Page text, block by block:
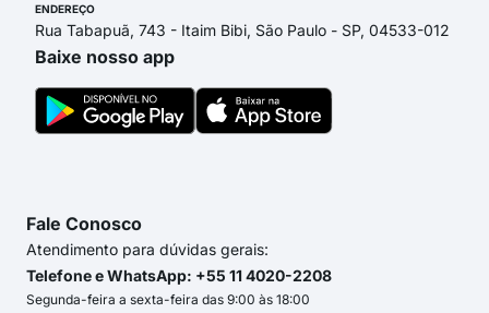
ENDEREÇO
Rua Tabapuã, 743 - Itaim Bibi, São Paulo - SP, 04533-012
Baixe nosso app
Fale Conosco
Atendimento para dúvidas gerais:
Telefone e WhatsApp: +55 11 4020-2208
Segunda-feira a sexta-feira das 9:00 às 18:00